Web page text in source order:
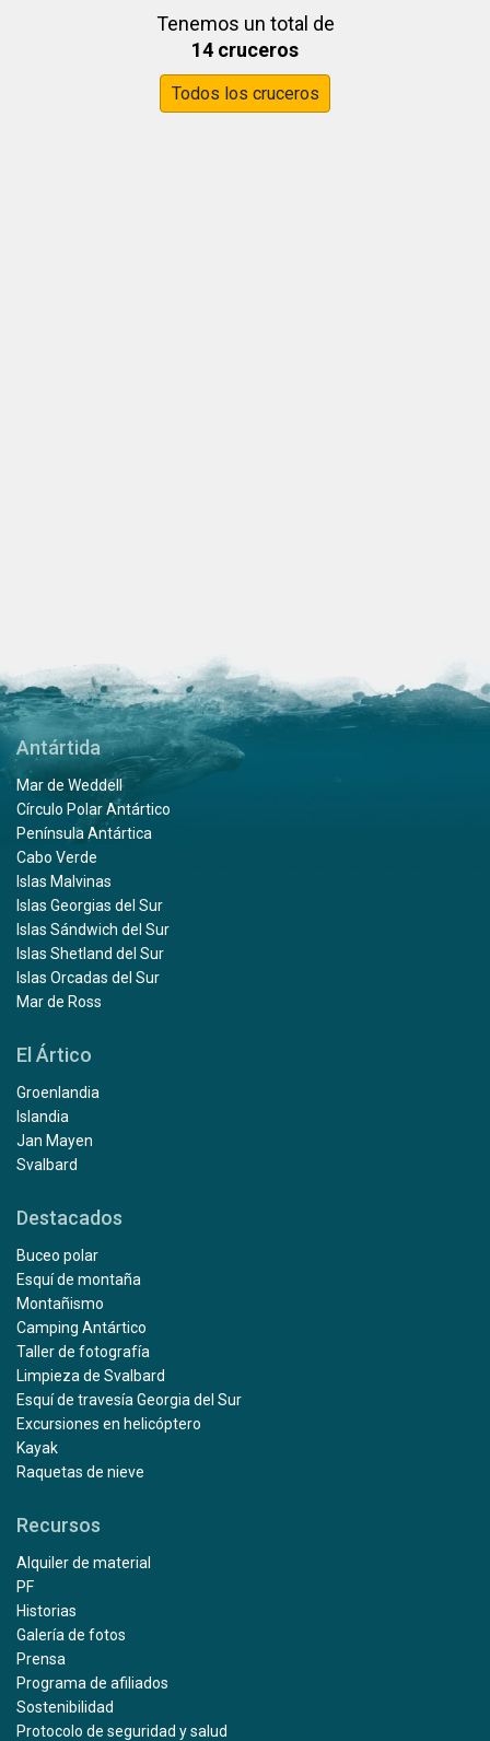
Tenemos un total de
14 cruceros
Todos los cruceros
Antártida
Mar de Weddell
Círculo Polar Antártico
Península Antártica
Cabo Verde
Islas Malvinas
Islas Georgias del Sur
Islas Sándwich del Sur
Islas Shetland del Sur
Islas Orcadas del Sur
Mar de Ross
El Ártico
Groenlandia
Islandia
Jan Mayen
Svalbard
Destacados
Buceo polar
Esquí de montaña
Montañismo
Camping Antártico
Taller de fotografía
Limpieza de Svalbard
Esquí de travesía Georgia del Sur
Excursiones en helicóptero
Kayak
Raquetas de nieve
Recursos
Alquiler de material
PF
Historias
Galería de fotos
Prensa
Programa de afiliados
Sostenibilidad
Protocolo de seguridad y salud